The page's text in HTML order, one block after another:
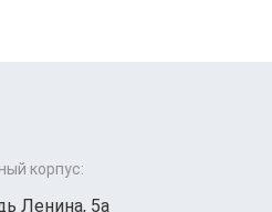
корпус:
Ленина, 5а